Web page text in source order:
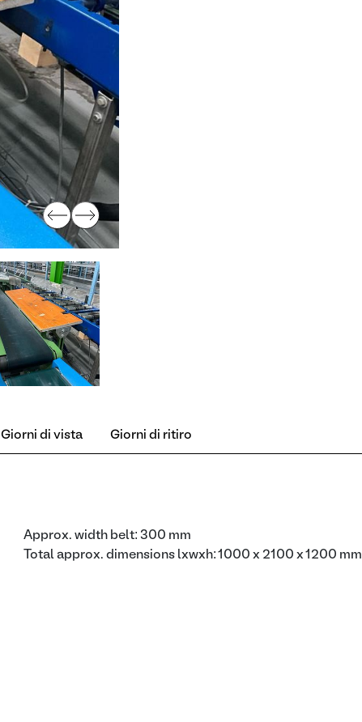
Giorni di vista Giorni di ritiro
Approx. width belt: 300 mm
Total approx. dimensions lxwxh: 1000 x 2100 x 1200 mm